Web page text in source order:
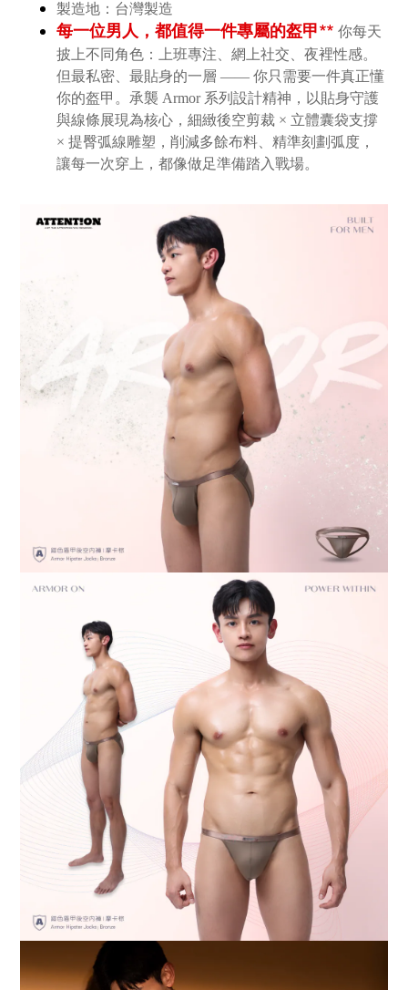
製造地：台灣製造
每一位男人，都值得一件專屬的盔甲** 你每天
披上不同角色：上班專注、網上社交、夜裡性感。
但最私密、最貼身的一層 —— 你只需要一件真正懂
你的盔甲。承襲 Armor 系列設計精神，以貼身守護
與線條展現為核心，細緻後空剪裁 × 立體囊袋支撐
× 提臀弧線雕塑，削減多餘布料、精準刻劃弧度，
讓每一次穿上，都像做足準備踏入戰場。